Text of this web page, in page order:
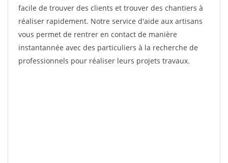
facile de trouver des clients et trouver des chantiers à
réaliser rapidement. Notre service d'aide aux artisans
vous permet de rentrer en contact de manière
instantannée avec des particuliers à la recherche de
professionnels pour réaliser leurs projets travaux.